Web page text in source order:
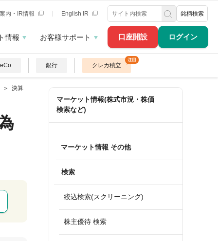
口座開設 ログイン
内・IR情報 English IR 銘柄検索
情報 お客様サポート
銀行 クレカ積立
決算
マーケット情報(株式市況・株価
検索など)
マーケット情報 その他
検索
絞込検索(スクリーニング)
株主優待 検索